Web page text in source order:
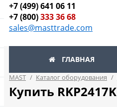
+7 (499) 641 06 11
+7 (800)333 36 68
sales@masttrade.com
ГЛАВНАЯ
MAST / Каталог оборудования /
Купить RKP2417K